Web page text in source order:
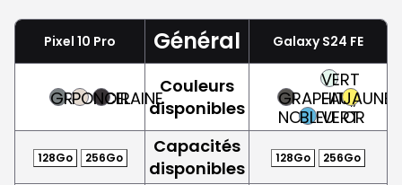
Pixel 10 Pro Général Galaxy S24 FE
GRISPORCELAINE
NOIR
Couleurs
disponibles
GRAPHITE,
NOIRBLEU
VERT
EAU,
VERT
JAUNE,
OR
128Go 256Go
Capacités
disponibles
128Go 256Go